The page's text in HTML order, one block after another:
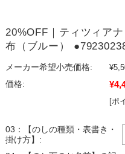
20%OFF｜ティツィア
布（ブルー）
メーカー希望小売価格:
価格:
[ポ
03：【のしの種類・表書き・
掛け方】: